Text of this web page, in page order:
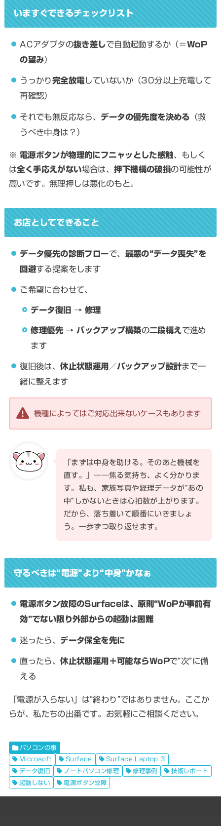
いますぐできるチェックリスト
ACアダプタの抜き差しで自動起動するか（＝WoP
の望み）
うっかり完全放電していないか（30分以上充電して
再確認）
それでも無反応なら、 データの優先度を決める （救
うべき中身は？）
※ 電源ボタンが物理的にフニャッとした感触、もしく
は全く手応えがない場合は、押下機構の破損の可能性が
高いです。無理押しは悪化のもと。
お店としてできること
データ優先の診断フローで、 最悪の“データ喪失”を
回避する提案をします
ご希望に合わせて、
データ復旧 → 修理
修理優先 → バックアップ構築の二段構え で進め
ます
復旧後は、休止状態運用／バックアップ設計まで一
緒に整えます
機種によってはご対応出来ないケースもあります
「まずは中身を助ける。そのあと機械を
直す。」――焦る気持ち、よく分かりま
す。私も、家族写真や経理データが“あの
中”しかないときは心拍数が上がります。
だから、落ち着いて順番にいきましょ
う。一歩ずつ取り返せます。
守るべきは“電源”より“中身”かなぁ
電源ボタン故障のSurfaceは、原則“WoPが事前有
効”でない限り外部からの起動は困難
迷ったら、 データ保全を先に
直ったら、休止状態運用＋可能ならWoPで“次”に備
える
「電源が入らない」は“終わり”ではありません。ここか
らが、私たちの出番です。お気軽にご相談ください。
パソコンの事
Microsoft
Surface
Surface Laptop 3
データ復旧
ノートパソコン修理 修理事例
技術レポート
起動しない
電源ボタン故障